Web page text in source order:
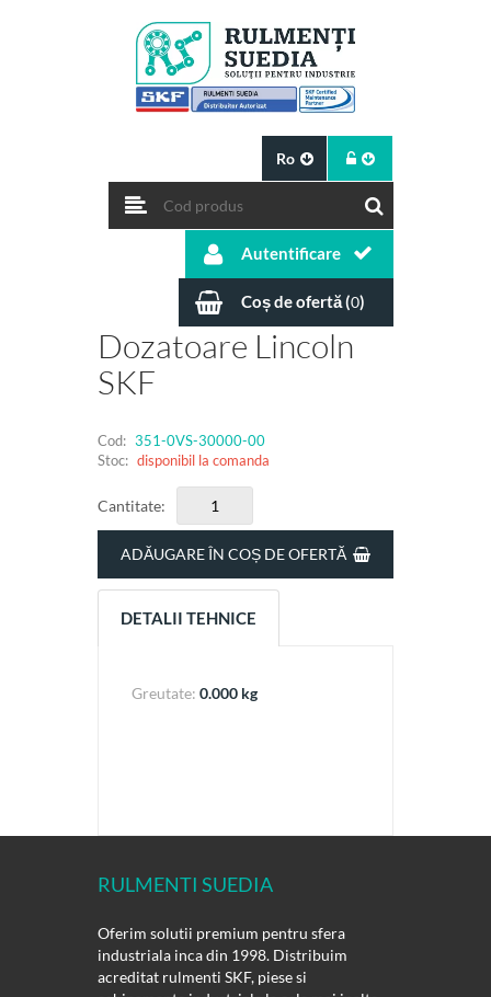
Ro
Autentificare
Coș de ofertă (0)
Dozatoare Lincoln
SKF
Cod: 351-0VS-30000-00
Stoc: disponibil la comanda
Cantitate:
DETALII TEHNICE
Greutate: 0.000 kg
RULMENTI SUEDIA
Oferim solutii premium pentru sfera
industriala inca din 1998. Distribuim
acreditat rulmenti SKF, piese si